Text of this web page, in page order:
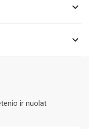


ir nuolat